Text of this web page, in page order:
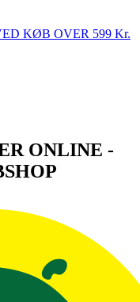
KØB OVER 599 Kr.
ONLINE -